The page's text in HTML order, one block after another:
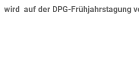
wird auf der DPG-Frühjahrstagung